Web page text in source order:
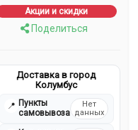
Акции и скидки
Поделиться
Доставка в город
Колумбус
📍 Пункты
самовывоза
Нет
данных